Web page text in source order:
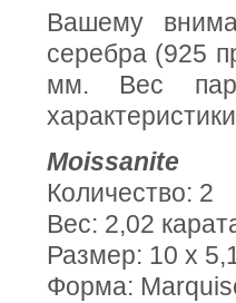
Вашему вниманию предлагаются серьги из стерлингового
серебра (925
мм. Вес
Moissanite
Количество: 2
Вес: 2,02
Размер: 10 х
Форма: